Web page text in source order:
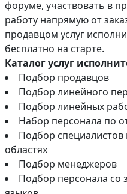
форуме, участвовать в
работу напрямую от
продавцом услуг
бесплатно на старте.
Каталог услуг
Подбор продавцов
Подбор линейного
Подбор линейных
Набор персонала по
Подбор
областях
Подбор менеджеров
Подбор персонала со